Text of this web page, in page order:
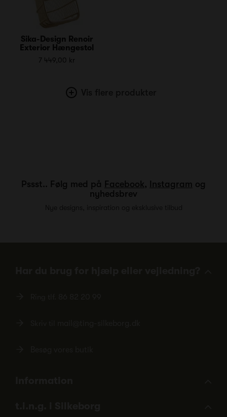
Sika-Design Renoir
Exterior Hængestol
7 449,00 kr
Pssst.. Følg med på Facebook, Instagram og
nyhedsbrev
Nye designs, inspiration og eksklusive tilbud